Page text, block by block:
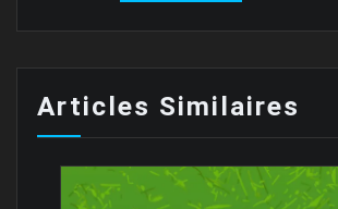
Articles Similaires